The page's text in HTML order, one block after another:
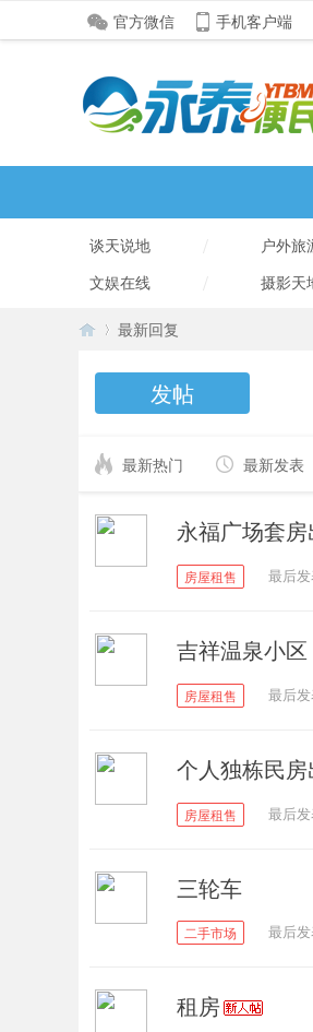
官方微信 手机客户端
谈天说地 户外旅
文娱在线
摄影天
最新回复
发帖
最新热门 最新发表
永福广场套房
房屋租售 最后发
吉祥温泉小
房屋租售 最后发
个人独栋民房
房屋租售 最后发
三轮车
二手市场 最后发
租房